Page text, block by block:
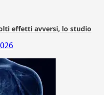
effetti avversi, lo studio